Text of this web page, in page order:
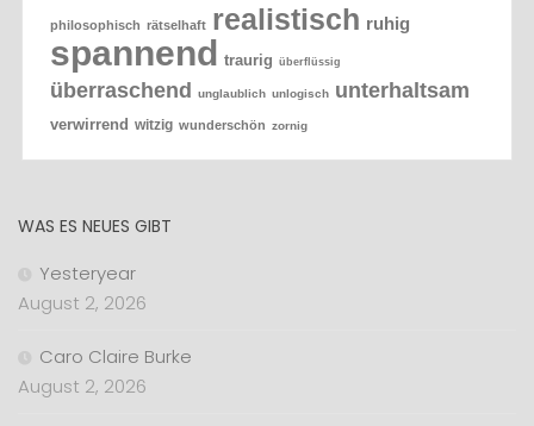
philosophisch rätselhaft realistisch ruhig
spannend traurig überflüssig
überraschend unglaublich unlogisch unterhaltsam
verwirrend witzig wunderschön zornig
WAS ES NEUES GIBT
Yesteryear
August 2, 2026
Caro Claire Burke
August 2, 2026